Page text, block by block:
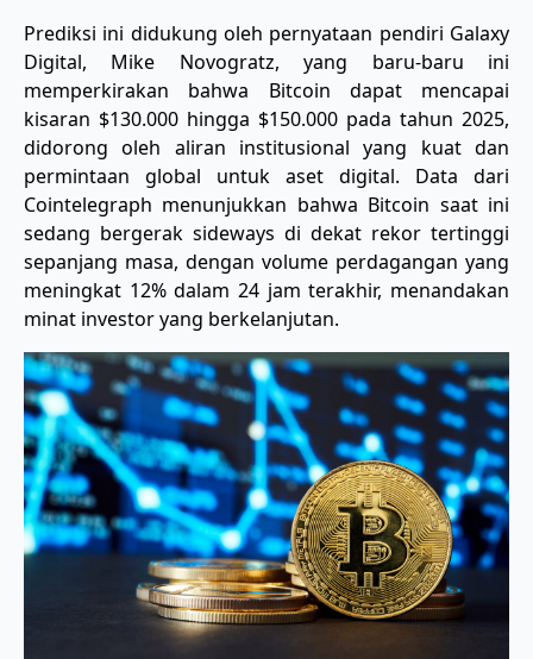
Prediksi ini didukung oleh pernyataan pendiri Galaxy
Digital, Mike Novogratz, yang baru-baru ini
memperkirakan bahwa Bitcoin dapat mencapai
kisaran $130.000 hingga $150.000 pada tahun 2025,
didorong oleh aliran institusional yang kuat dan
permintaan global untuk aset digital. Data dari
Cointelegraph menunjukkan bahwa Bitcoin saat ini
sedang bergerak sideways di dekat rekor tertinggi
sepanjang masa, dengan volume perdagangan yang
meningkat 12% dalam 24 jam terakhir, menandakan
minat investor yang berkelanjutan.